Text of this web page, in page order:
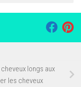
longs aux
les cheveux